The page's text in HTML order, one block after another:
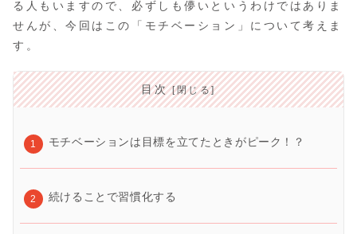
る人もいますので、必ずしも儚いというわけではありま
せんが、今回はこの「モチベーション」について考えま
す。
目次
モチベーションは目標を立てたときがピーク！？
続けることで習慣化する